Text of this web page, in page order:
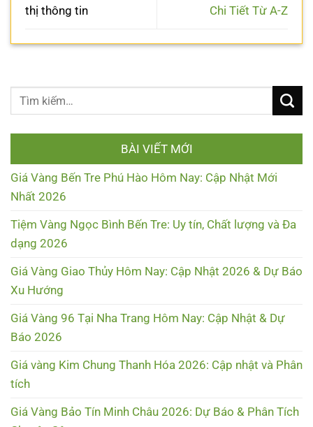
thị thông tin
Chi Tiết Từ A-Z
BÀI VIẾT MỚI
Giá Vàng Bến Tre Phú Hào Hôm Nay: Cập Nhật Mới
Nhất 2026
Tiệm Vàng Ngọc Bình Bến Tre: Uy tín, Chất lượng và Đa
dạng 2026
Giá Vàng Giao Thủy Hôm Nay: Cập Nhật 2026 & Dự Báo
Xu Hướng
Giá Vàng 96 Tại Nha Trang Hôm Nay: Cập Nhật & Dự
Báo 2026
Giá vàng Kim Chung Thanh Hóa 2026: Cập nhật và Phân
tích
Giá Vàng Bảo Tín Minh Châu 2026: Dự Báo & Phân Tích